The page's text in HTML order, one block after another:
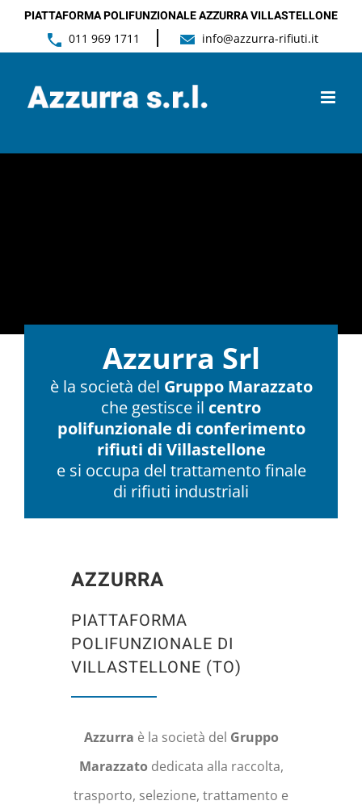
SaltaPIATTAFORMA POLIFUNZIONALE AZZURRA VILLASTELLONE
011 969 1711 | info@azzurra-rifiuti.it
Azzurra Srl
è la società del Gruppo Marazzato
che gestisce il centro
polifunzionale di conferimento
rifiuti di Villastellone
e si occupa del trattamento finale
di rifiuti industriali
AZZURRA
PIATTAFORMA
POLIFUNZIONALE DI
VILLASTELLONE (TO)
Azzurra è la società del Gruppo
Marazzato dedicata alla raccolta,
trasporto, selezione, trattamento e